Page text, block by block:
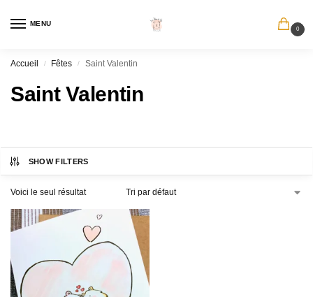
MENU
0
Accueil / Fêtes / Saint Valentin
Saint Valentin
SHOW FILTERS
Voici le seul résultat